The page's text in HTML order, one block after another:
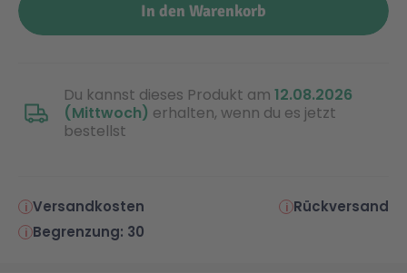
In den Warenkorb
Du kannst dieses Produkt am 12.08.2026
(Mittwoch) erhalten, wenn du es jetzt
bestellst
Versandkosten
Rückversand
Begrenzung: 30